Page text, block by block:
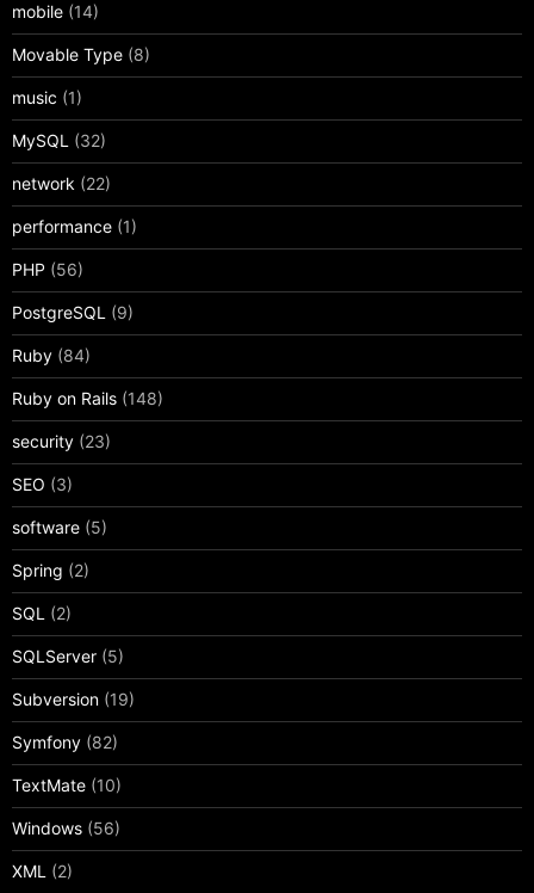
mobile (14)
Movable Type (8)
music (1)
MySQL (32)
network (22)
performance (1)
PHP (56)
PostgreSQL (9)
Ruby (84)
Ruby on Rails (148)
security (23)
SEO (3)
software (5)
Spring (2)
SQL (2)
SQLServer (5)
Subversion (19)
Symfony (82)
TextMate (10)
Windows (56)
XML (2)